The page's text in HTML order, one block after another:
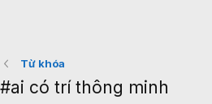
Từ khóa
#ai có trí thông minh